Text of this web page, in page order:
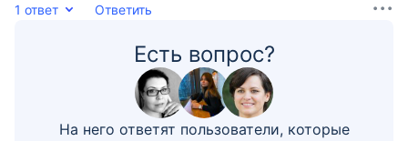
1 ответ Ответить
Есть вопрос?
На него ответят пользователи, которые